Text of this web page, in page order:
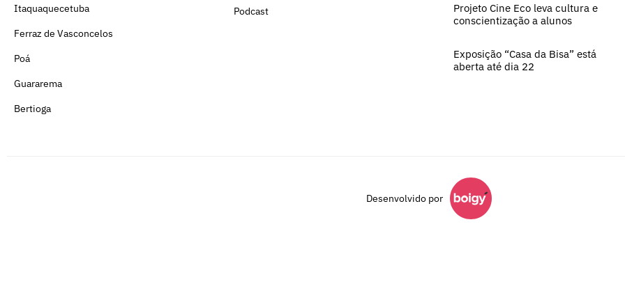
Itaquaquecetuba
Ferraz de Vasconcelos
Poá
Guararema
Bertioga
Podcast
Projeto Cine Eco leva cultura e
conscientização a alunos
Exposição “Casa da Bisa” está
aberta até dia 22
Desenvolvido por